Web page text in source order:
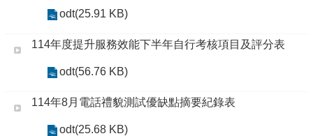
odt(25.91 KB)
114年度提升服務效能下半年自行考核項目及評分表
odt(56.76 KB)
114年8月電話禮貌測試優缺點摘要紀錄表
odt(25.68 KB)